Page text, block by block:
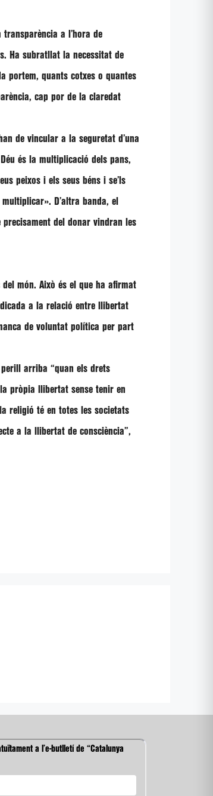
transparència a l’hora de
Ha subratllat la necessitat de
portem, quants cotxes o quantes
cap por de la claredat
de vincular a la seguretat d’una
és la multiplicació dels pans,
peixos i els seus béns i se’ls
multiplicar». D’altra banda, el
del donar vindran les
món. Això és el que ha afirmat
a la relació entre llibertat
de voluntat política per part
perill arriba “quan els drets
la pròpia llibertat sense tenir en
religió té en totes les societats
a la llibertat de consciència”,
a l’e-butlletí de “Catalunya